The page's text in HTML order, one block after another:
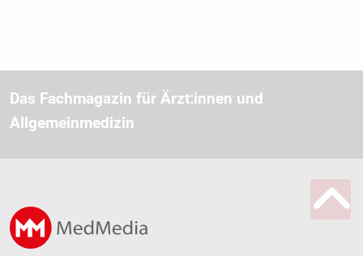
Das Fachmagazin für Ärzt:innen und
Allgemeinmedizin